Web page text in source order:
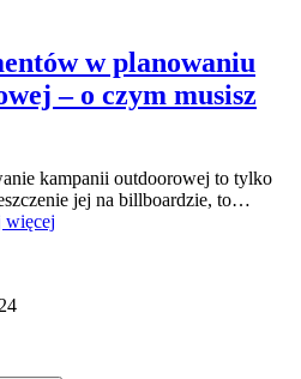
w planowaniu
– o czym musisz
kampanii outdoorowej to tylko
jej na billboardzie, to…
więcej